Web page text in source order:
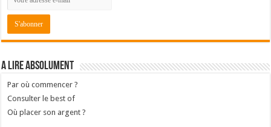
A lire absolument
Par où commencer ?
Consulter le best of
Où placer son argent ?